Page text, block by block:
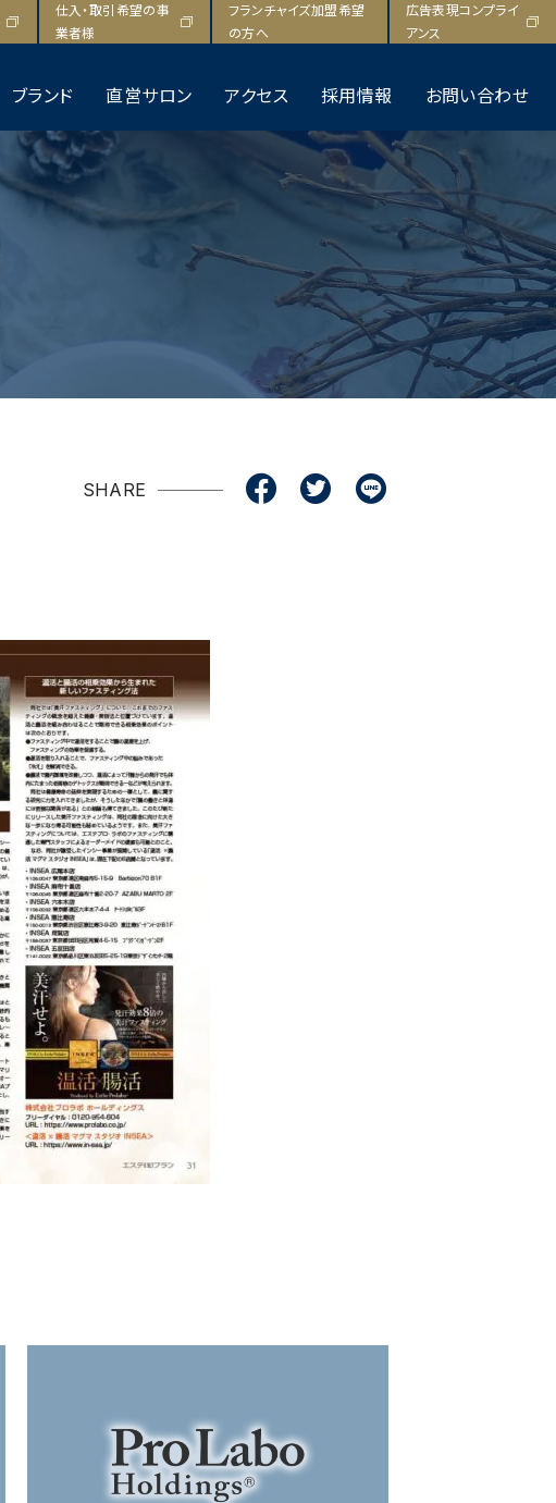
ブランド 直営サロン アクセス 採用情報 お問い合わせ
仕入・取引希望の事
業者様
フランチャイズ加盟希望
の方へ
広告表現コンプライ
アンス
SHARE
a
e
b
o
w
t
t
e
r
i
e